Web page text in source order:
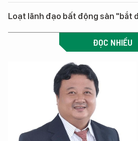
Loạt lãnh đạo bất động sản "bắt
ĐỌC NHIỀU